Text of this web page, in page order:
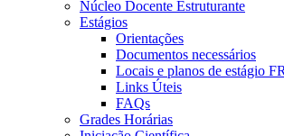
Núcleo Docente Estruturante
Estágios
Orientações
Documentos necessários
Locais e planos de estágio
Links Úteis
FAQs
Grades Horárias